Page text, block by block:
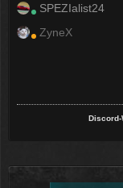
SPEZIalist24
ZyneX
Discord-